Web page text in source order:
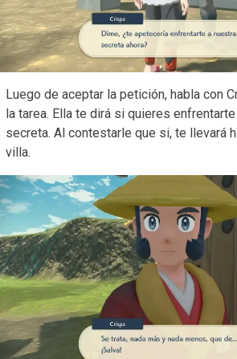
Luego de aceptar la petición, habla con
la tarea. Ella te dirá si quieres enfrentarte
secreta. Al contestarle que si, te llevará
villa.